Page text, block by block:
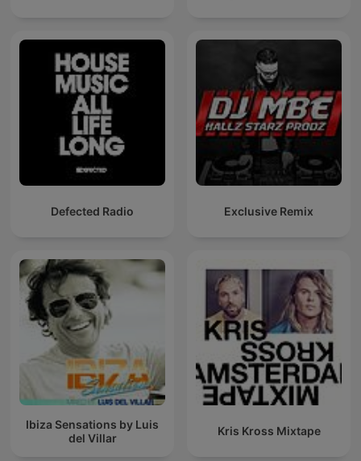
Defected Radio Exclusive Remix
Ibiza Sensations by Luis
del Villar
Kris Kross Mixtape